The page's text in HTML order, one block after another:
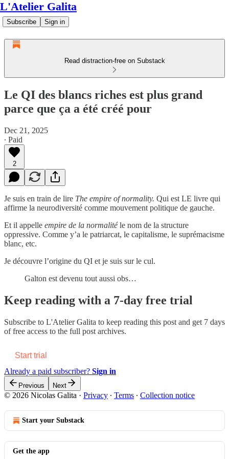
L'Atelier Galita
Subscribe Sign in
Read distraction-free on Substack
Le QI des blancs riches est plus grand
parce que ça a été créé pour
Dec 21, 2025
∙ Paid
2
Je suis en train de lire The empire of normality. Qui est LE livre qui
affirme la neurodiversité comme mouvement politique de gauche.
Et il appelle empire de la normalitéle nom de la structure
oppressive. Comme y’a le patriarcat, le capitalisme, le suprémacisme
blanc, etc.
Je découvre l’origine du QI et je suis sur le cul.
Galton est devenu tout aussi obs…
Keep reading with a 7-day free trial
Subscribe to L'Atelier Galita to keep reading this post and get 7 days
of free access to the full post archives.
Start trial
Already a paid subscriber? Sign in
Previous Next
© 2026 Nicolas Galita · Privacy ∙ Terms ∙ Collection notice
Start your Substack
Get the app